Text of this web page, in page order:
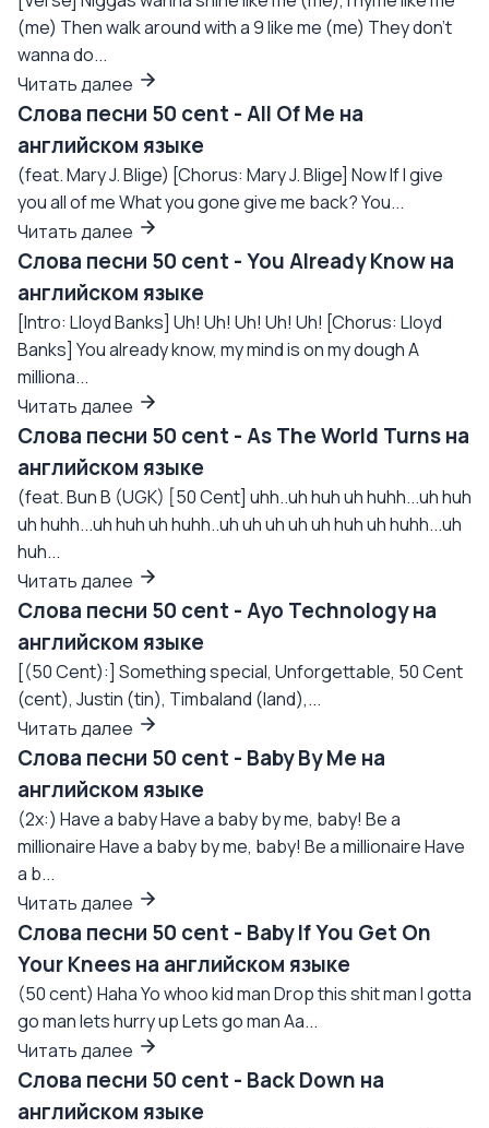
(me) Then walk around with a 9 like me (me) They don't
wanna do...
Читать далее
Слова песни 50 cent - All Of Me на
английском языке
(feat. Mary J. Blige) [Chorus: Mary J. Blige] Now If I give
you all of me What you gone give me back? You...
Читать далее
Слова песни 50 cent - You Already Know на
английском языке
[Intro: Lloyd Banks] Uh! Uh! Uh! Uh! Uh! [Chorus: Lloyd
Banks] You already know, my mind is on my dough A
milliona...
Читать далее
Слова песни 50 cent - As The World Turns на
английском языке
(feat. Bun B (UGK) [50 Cent] uhh..uh huh uh huhh...uh huh
uh huhh...uh huh uh huhh..uh uh uh uh uh huh uh huhh...uh
huh...
Читать далее
Слова песни 50 cent - Ayo Technology на
английском языке
[(50 Cent):] Something special, Unforgettable, 50 Cent
(cent), Justin (tin), Timbaland (land),...
Читать далее
Слова песни 50 cent - Baby By Me на
английском языке
(2x:) Have a baby Have a baby by me, baby! Be a
millionaire Have a baby by me, baby! Be a millionaire Have
a b...
Читать далее
Слова песни 50 cent - Baby If You Get On
Your Knees на английском языке
(50 cent) Haha Yo whoo kid man Drop this shit man I gotta
go man lets hurry up Lets go man Aa...
Читать далее
Слова песни 50 cent - Back Down на
английском языке